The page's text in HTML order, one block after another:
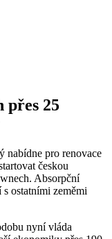
přes 25
nabídne pro renovace
českou
Absorpční
ostatními zeměmi
nyní vláda